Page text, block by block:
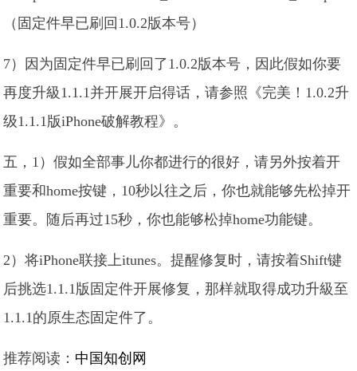
（固定件早已刷回1.0.2版本号）
7）因为固定件早已刷回了1.0.2版本号，因此假如你要
再度升級1.1.1并开展开启得话，请参照《完美！1.0.2升
级1.1.1版iPhone破解教程》。
五，1）假如全部事儿你都进行的很好，请另外按着开
重要和home按键，10秒以往之后，你也就能够先松掉开
重要。随后再过15秒，你也能够松掉home功能键。
2）将iPhone联接上itunes。提醒修复时，请按着Shift键
后挑选1.1.1版固定件开展修复，那样就取得成功升級至
1.1.1的原生态固定件了。
推荐阅读： 中国知创网